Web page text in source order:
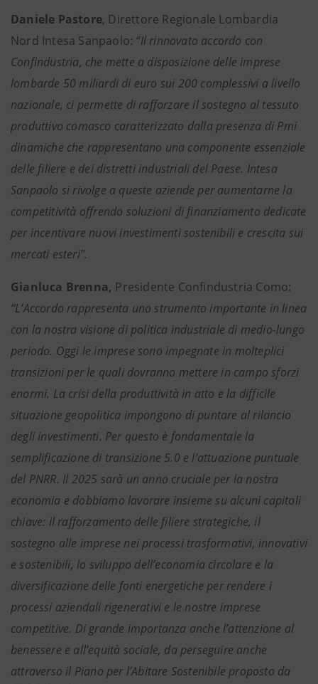
Daniele Pastore, Direttore Regionale Lombardia
Nord Intesa Sanpaolo: “Il rinnovato accordo con
Confindustria, che mette a disposizione delle imprese
lombarde 50 miliardi di euro sui 200 complessivi a livello
nazionale, ci permette di rafforzare il sostegno al tessuto
produttivo comasco caratterizzato dalla presenza di Pmi
dinamiche che rappresentano una componente essenziale
delle filiere e dei distretti industriali del Paese. Intesa
Sanpaolo si rivolge a queste aziende per aumentarne la
competitività offrendo soluzioni di finanziamento dedicate
per incentivare nuovi investimenti sostenibili e crescita sui
mercati esteri”.
Gianluca Brenna, Presidente Confindustria Como:
“L’Accordo rappresenta uno strumento importante in linea
con la nostra visione di politica industriale di medio-lungo
periodo. Oggi le imprese sono impegnate in molteplici
transizioni per le quali dovranno mettere in campo sforzi
enormi. La crisi della produttività in atto e la difficile
situazione geopolitica impongono di puntare al rilancio
degli investimenti. Per questo è fondamentale la
semplificazione di transizione 5.0 e l’attuazione puntuale
del PNRR. Il 2025 sarà un anno cruciale per la nostra
economia e dobbiamo lavorare insieme su alcuni capitoli
chiave: il rafforzamento delle filiere strategiche, il
sostegno alle imprese nei processi trasformativi, innovativi
e sostenibili, lo sviluppo dell’economia circolare e la
diversificazione delle fonti energetiche per rendere i
processi aziendali rigenerativi e le nostre imprese
competitive. Di grande importanza anche l’attenzione al
benessere e all’equità sociale, da perseguire anche
attraverso il Piano per l’Abitare Sostenibile proposto da